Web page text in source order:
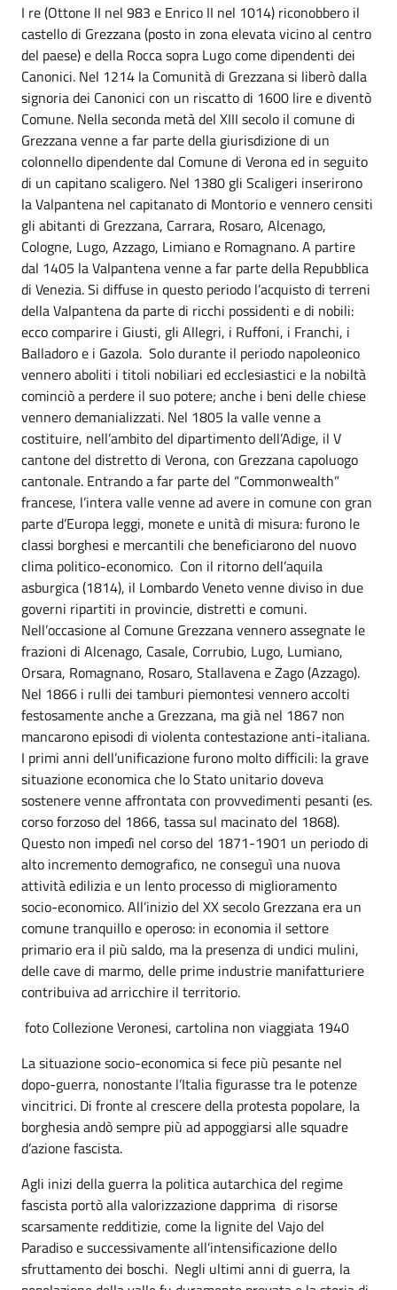
I re (Ottone II nel 983 e Enrico II nel 1014) riconobbero il
castello di Grezzana (posto in zona elevata vicino al centro
del paese) e della Rocca sopra Lugo come dipendenti dei
Canonici. Nel 1214 la Comunità di Grezzana si liberò dalla
signoria dei Canonici con un riscatto di 1600 lire e diventò
Comune. Nella seconda metà del XIII secolo il comune di
Grezzana venne a far parte della giurisdizione di un
colonnello dipendente dal Comune di Verona ed in seguito
di un capitano scaligero. Nel 1380 gli Scaligeri inserirono
la Valpantena nel capitanato di Montorio e vennero censiti
gli abitanti di Grezzana, Carrara, Rosaro, Alcenago,
Cologne, Lugo, Azzago, Limiano e Romagnano. A partire
dal 1405 la Valpantena venne a far parte della Repubblica
di Venezia. Si diffuse in questo periodo l’acquisto di terreni
della Valpantena da parte di ricchi possidenti e di nobili:
ecco comparire i Giusti, gli Allegri, i Ruffoni, i Franchi, i
Balladoro e i Gazola. Solo durante il periodo napoleonico
vennero aboliti i titoli nobiliari ed ecclesiastici e la nobiltà
cominciò a perdere il suo potere; anche i beni delle chiese
vennero demanializzati. Nel 1805 la valle venne a
costituire, nell’ambito del dipartimento dell’Adige, il V
cantone del distretto di Verona, con Grezzana capoluogo
cantonale. Entrando a far parte del “Commonwealth”
francese, l’intera valle venne ad avere in comune con gran
parte d’Europa leggi, monete e unità di misura: furono le
classi borghesi e mercantili che beneficiarono del nuovo
clima politico-economico. Con il ritorno dell’aquila
asburgica (1814), il Lombardo Veneto venne diviso in due
governi ripartiti in provincie, distretti e comuni.
Nell’occasione al Comune Grezzana vennero assegnate le
frazioni di Alcenago, Casale, Corrubio, Lugo, Lumiano,
Orsara, Romagnano, Rosaro, Stallavena e Zago (Azzago).
Nel 1866 i rulli dei tamburi piemontesi vennero accolti
festosamente anche a Grezzana, ma già nel 1867 non
mancarono episodi di violenta contestazione anti-italiana.
I primi anni dell’unificazione furono molto difficili: la grave
situazione economica che lo Stato unitario doveva
sostenere venne affrontata con provvedimenti pesanti (es.
corso forzoso del 1866, tassa sul macinato del 1868).
Questo non impedì nel corso del 1871-1901 un periodo di
alto incremento demografico, ne conseguì una nuova
attività edilizia e un lento processo di miglioramento
socio-economico. All’inizio del XX secolo Grezzana era un
comune tranquillo e operoso: in economia il settore
primario era il più saldo, ma la presenza di undici mulini,
delle cave di marmo, delle prime industrie manifatturiere
contribuiva ad arricchire il territorio.
foto Collezione Veronesi, cartolina non viaggiata 1940
La situazione socio-economica si fece più pesante nel
dopo-guerra, nonostante l’Italia figurasse tra le potenze
vincitrici. Di fronte al crescere della protesta popolare, la
borghesia andò sempre più ad appoggiarsi alle squadre
d’azione fascista.
Agli inizi della guerra la politica autarchica del regime
fascista portò alla valorizzazione dapprima di risorse
scarsamente redditizie, come la lignite del Vajo del
Paradiso e successivamente all’intensificazione dello
sfruttamento dei boschi. Negli ultimi anni di guerra, la